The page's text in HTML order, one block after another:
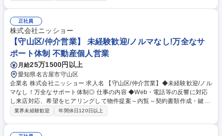
周辺環境等の情報も案内。入居決定後は契約書類を作成し鍵をお渡し。空
き時間はWeb掲載物件の更新。 入社後1～2カ月は支店長・先輩が研修。
（業務内容の変更の範囲）当社業務全般 募集職種 【一宮市/仲介営業】◆
未経験歓迎/ノルマなし！万全なサポート体制◎
正社員
株式会社ニッショー
【守山区/仲介営業】 未経験歓迎/ノルマなし!万全なサ
ポート体制 不動産個人営業
月給25万1500円以上
愛知県名古屋市守山区
企業名 株式会社ニッショー 求人名 【守山区/仲介営業】◆未経験歓迎/ノル
マなし！万全なサポート体制◎ 仕事の内容 ◆Web・電話等の反響に対応
し来店対応、希望をヒアリングして物件提案～内覧～契約書類作成・鍵渡
しまで担当。管理業務は管理部門が担当。 専門知識は入社後に身につくた
業界未経験歓迎 年間休日120日以上